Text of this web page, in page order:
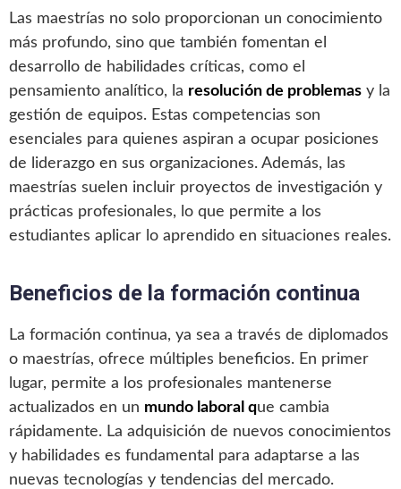
Las maestrías no solo proporcionan un conocimiento
más profundo, sino que también fomentan el
desarrollo de habilidades críticas, como el
pensamiento analítico, la resolución de problemas y la
gestión de equipos. Estas competencias son
esenciales para quienes aspiran a ocupar posiciones
de liderazgo en sus organizaciones. Además, las
maestrías suelen incluir proyectos de investigación y
prácticas profesionales, lo que permite a los
estudiantes aplicar lo aprendido en situaciones reales.
Beneficios de la formación continua
La formación continua, ya sea a través de diplomados
o maestrías, ofrece múltiples beneficios. En primer
lugar, permite a los profesionales mantenerse
actualizados en un mundo laboral que cambia
rápidamente. La adquisición de nuevos conocimientos
y habilidades es fundamental para adaptarse a las
nuevas tecnologías y tendencias del mercado.